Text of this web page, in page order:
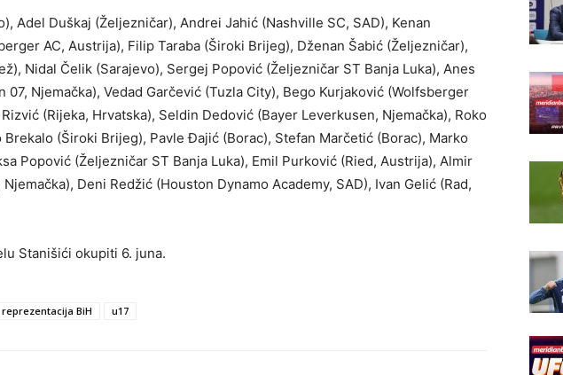
Adel Duškaj (Željezničar), Andrei Jahić (Nashville SC, SAD), Kenan
AC, Austrija), Filip Taraba (Široki Brijeg), Dženan Šabić (Željezničar),
Nidal Čelik (Sarajevo), Sergej Popović (Željezničar ST Banja Luka), Anes
07, Njemačka), Vedad Garčević (Tuzla City), Bego Kurjaković (Wolfsberger
(Rijeka, Hrvatska), Seldin Dedović (Bayer Leverkusen, Njemačka), Roko
(Široki Brijeg), Pavle Đajić (Borac), Stefan Marčetić (Borac), Marko
Popović (Željezničar ST Banja Luka), Emil Purković (Ried, Austrija), Almir
Deni Redžić (Houston Dynamo Academy, SAD), Ivan Gelić (Rad,
Stanišići okupiti 6. juna.
reprezentacija BiH u17